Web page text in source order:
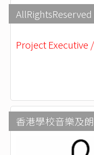
AllRightsReserved
Project Executive
香港學校音樂及